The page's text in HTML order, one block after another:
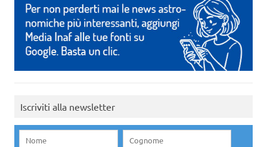
Iscriviti alla newsletter